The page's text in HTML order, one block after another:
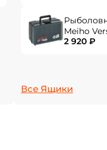
Meiho
2 920 ₽
Все Ящики